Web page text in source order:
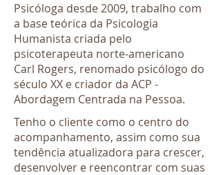
Psicóloga desde 2009, trabalho com
a base teórica da Psicologia
Humanista criada pelo
psicoterapeuta norte-americano
Carl Rogers, renomado psicólogo do
século XX e criador da ACP -
Abordagem Centrada na Pessoa.
Tenho o cliente como o centro do
acompanhamento, assim como sua
tendência atualizadora para crescer,
desenvolver e reencontrar com suas